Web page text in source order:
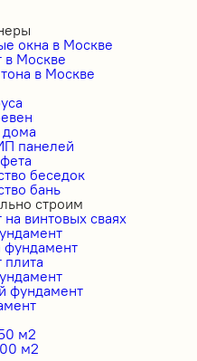
окна в Москве
Москве
в Москве
панелей
беседок
бань
строим
винтовых сваях
фундамент
фундамент
м2
м2